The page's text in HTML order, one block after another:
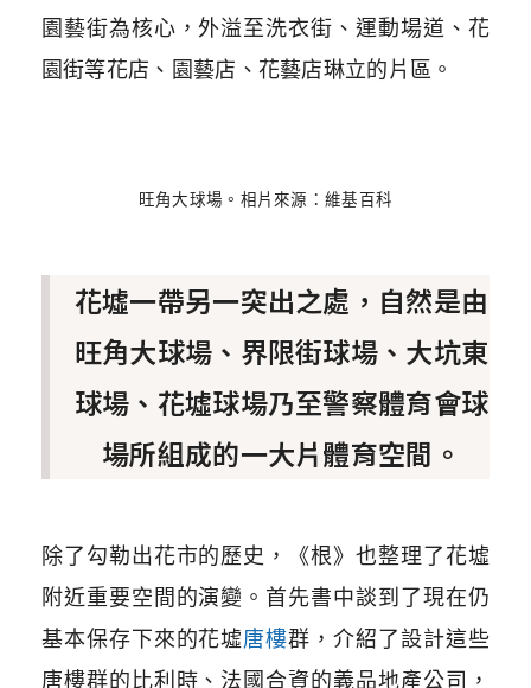
園藝街為核心，外溢至洗衣街、運動場道、花
園街等花店、園藝店、花藝店琳立的片區。
旺角大球場。相片來源：維基百科
花墟一帶另一突出之處，自然是由
旺角大球場、界限街球場、大坑東
球場、花墟球場乃至警察體育會球
場所組成的一大片體育空間。
除了勾勒出花市的歷史，《根》也整理了花墟
附近重要空間的演變。首先書中談到了現在仍
基本保存下來的花墟唐樓群，介紹了設計這些
唐樓群的比利時、法國合資的義品地產公司，